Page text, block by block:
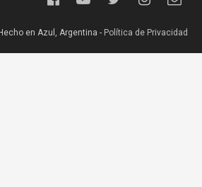
en Azul, Argentina - Política de Privacidad